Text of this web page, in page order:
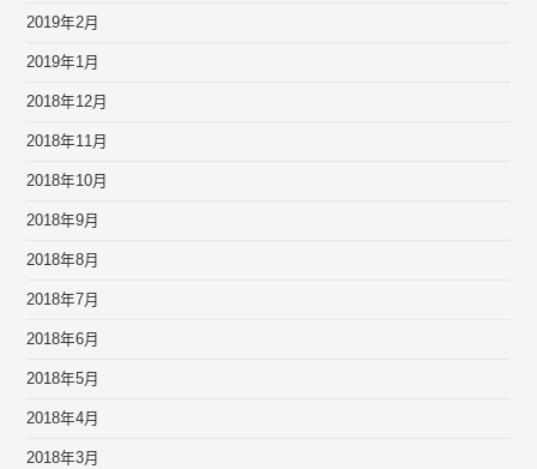
2019年2月
2019年1月
2018年12月
2018年11月
2018年10月
2018年9月
2018年8月
2018年7月
2018年6月
2018年5月
2018年4月
2018年3月